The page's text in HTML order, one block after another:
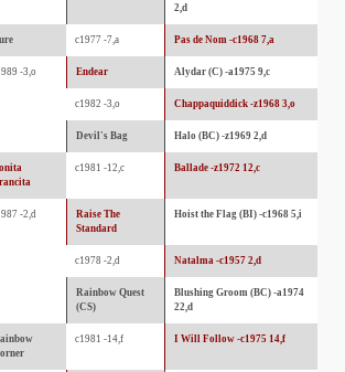
2,d
c1977 -7,a Pas de Nom -c1968 7,a
-3,o Endear Alydar (C) -a1975 9,c
c1982 -3,o Chappaquiddick -z1968 3,o
Devil's Bag Halo (BC) -z1969 2,d
c1981 -12,c Ballade -z1972 12,c
-2,d
Raise The
Standard
Hoist the Flag (BI) -c1968 5,i
c1978 -2,d Natalma -c1957 2,d
Rainbow Quest
(CS)
Blushing Groom (BC) -a1974
22,d
c1981 -14,f I Will Follow -c1975 14,f